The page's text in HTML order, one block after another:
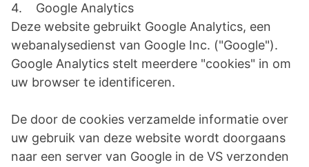
4. Google Analytics
Deze website gebruikt Google Analytics, een
webanalysedienst van Google Inc. ("Google").
Google Analytics stelt meerdere "cookies" in om
uw browser te identificeren.
De door de cookies verzamelde informatie over
uw gebruik van deze website wordt doorgaans
naar een server van Google in de VS verzonden